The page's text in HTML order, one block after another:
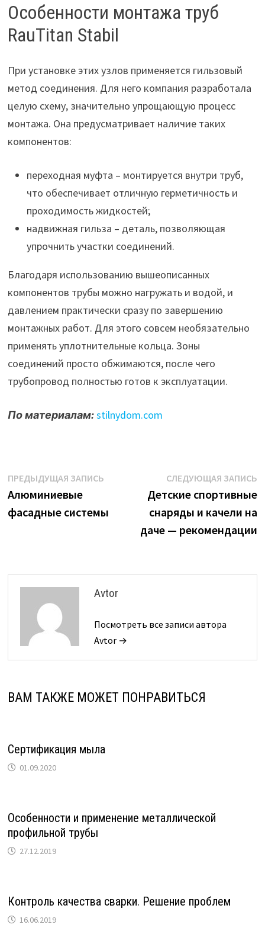
Особенности монтажа труб
RauTitan Stabil
При установке этих узлов применяется гильзовый
метод соединения. Для него компания разработала
целую схему, значительно упрощающую процесс
монтажа. Она предусматривает наличие таких
компонентов:
переходная муфта – монтируется внутри труб,
что обеспечивает отличную герметичность и
проходимость жидкостей;
надвижная гильза – деталь, позволяющая
упрочнить участки соединений.
Благодаря использованию вышеописанных
компонентов трубы можно нагружать и водой, и
давлением практически сразу по завершению
монтажных работ. Для этого совсем необязательно
применять уплотнительные кольца. Зоны
соединений просто обжимаются, после чего
трубопровод полностью готов к эксплуатации.
По материалам:stilnydom.com
Навигация
по
записям
ПРЕДЫДУЩАЯ ЗАПИСЬПредыдущая
Алюминиевые
фасадные системы
СЛЕДУЮЩАЯ ЗАПИСЬ
Детские спортивные
снаряды и качели на
даче — рекомендации
Avtor
Посмотреть все записи автора
Avtor →
ВАМ ТАКЖЕ МОЖЕТ ПОНРАВИТЬСЯ
Сертификация мыла
01.09.2020
Особенности и применение металлической
профильной трубы
27.12.2019
Контроль качества сварки. Решение проблем
16.06.2019